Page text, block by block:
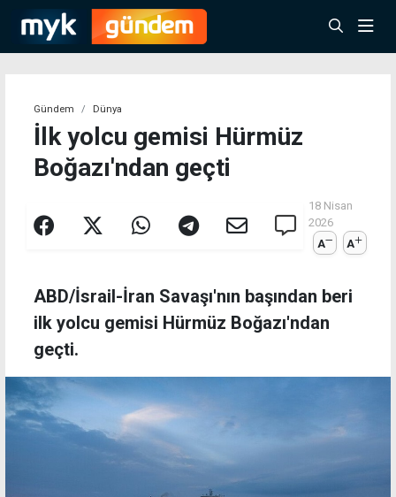
Gündem Dünya
İlk yolcu gemisi Hürmüz
Boğazı'ndan geçti
18 Nisan
2026
A
A
ABD/İsrail-İran Savaşı'nın başından beri
ilk yolcu gemisi Hürmüz Boğazı'ndan
geçti.